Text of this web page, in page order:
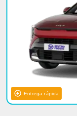
Entrega rápida